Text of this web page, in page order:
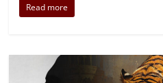
Read more